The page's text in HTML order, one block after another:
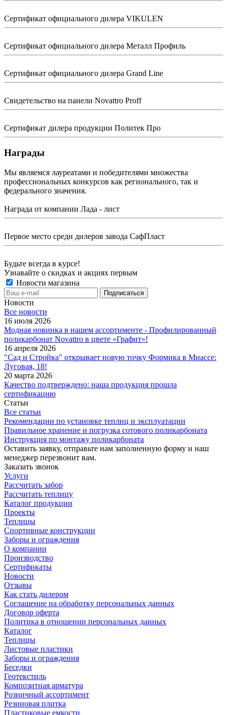
Сертификат официального дилера VIKULEN
Сертификат официального дилера Металл Профиль
Сертификат официального дилера Grand Line
Свидетельство на панели Novattro Proff
Сертификат дилера продукции Политек Про
Награды
Мы являемся лауреатами и победителями множества
профессиональных конкурсов как регионального, так и
федерального значения.
Награда от компании Лада - лист
Первое место среди дилеров завода СафПласт
Будьте всегда в курсе!
Узнавайте о скидках и акциях первым
Новости магазина
Новости
Все новости
16 июля 2026
Модная новинка в нашем ассортименте - Профилированный
поликарбонат Novattro в цвете «Графит»!
16 апреля 2026
"Сад и Стройка" открывает новую точку Формика в Миассе:
Луговая, 18!
20 марта 2026
Качество подтверждено: наша продукция прошла
сертификацию
Статьи
Все статьи
Рекомендации по установке теплиц и эксплуатации
Правильное хранение и погрузка сотового поликарбоната
Инструкция по монтажу поликарбоната
Оставить заявку, отправьте нам заполненную форму и наш
менеджер перезвонит вам.
Заказать звонок
Услуги
Рассчитать забор
Рассчитать теплицу
Каталог продукции
Проекты
Теплицы
Спортивные конструкции
Заборы и ограждения
О компании
Производство
Сертификаты
Новости
Отзывы
Как стать дилером
Соглашение на обработку персональных данных
Договор оферта
Политика в отношении персональных данных
Каталог
Теплицы
Листовые пластики
Заборы и ограждения
Беседки
Геотекстиль
Композитная арматура
Розничный ассортимент
Резиновая плитка
Пластиковые емкости